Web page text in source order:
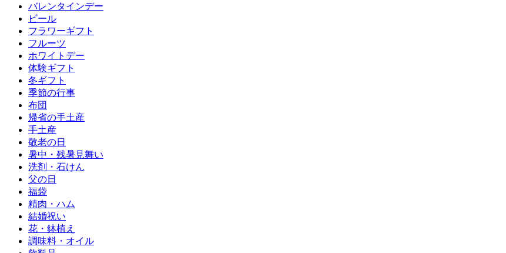
バレンタインデー
ビール
フラワーギフト
フルーツ
ホワイトデー
体験ギフト
冬ギフト
季節の行事
布団
帰省の手土産
手土産
敬老の日
暑中・残暑見舞い
洗剤・石けん
父の日
福袋
精肉・ハム
結婚祝い
花・鉢植え
調味料・オイル